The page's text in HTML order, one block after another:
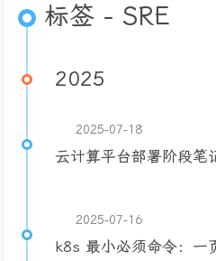
标签 - SRE
2025
2025-07-18
云计算平台部署阶段笔
2025-07-16
k8s 最小必须命令：一